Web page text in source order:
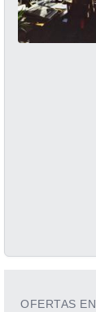
OFERTAS EN